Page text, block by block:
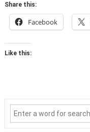
Share this:
Facebook
Like this: